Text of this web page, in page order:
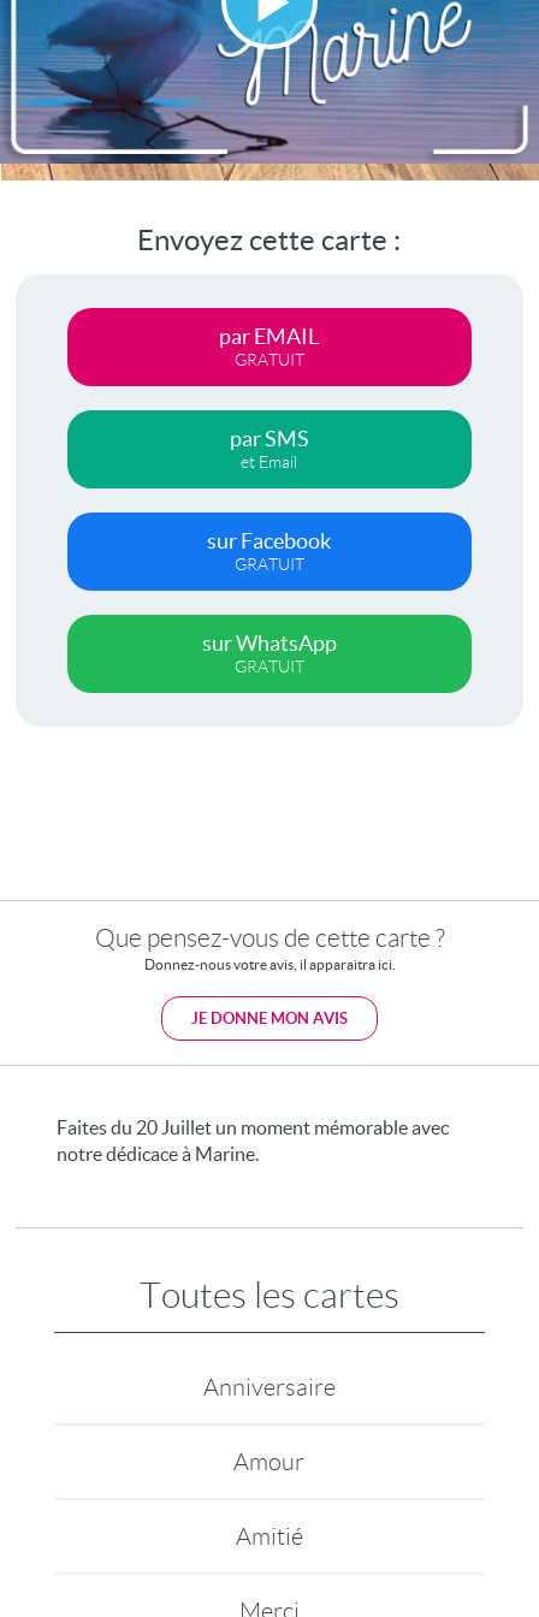
Lire
la
vidéo
Envoyez cette carte :
par EMAIL
GRATUIT
par SMS
et Email
sur Facebook
GRATUIT
sur WhatsApp
GRATUIT
Que pensez-vous de cette carte ?
Donnez-nous votre avis, il apparaitra ici.
JE DONNE MON AVIS
Faites du 20 Juillet un moment mémorable avec
notre dédicace à Marine.
Toutes les cartes
Anniversaire
Amour
Amitié
Merci